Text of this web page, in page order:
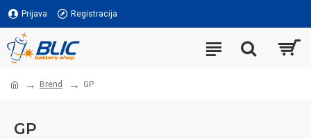
Prijava Registracija
Brend GP
GP